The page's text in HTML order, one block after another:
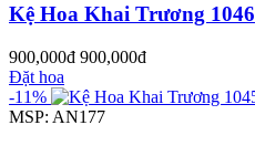
Kệ Hoa Khai Trương 1046
900,000đ 900,000đ
Đặt hoa
-11%
MSP: AN177